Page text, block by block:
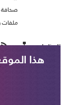
صحافة
ملفات
تابعنا على
هذا